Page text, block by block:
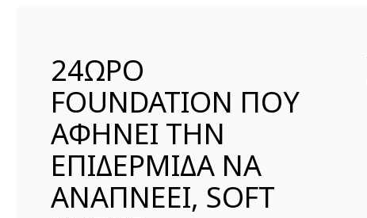
24ΩΡΟ
FOUNDATION ΠΟΥ
ΑΦΗΝΕΙ ΤΗΝ
ΕΠΙΔΕΡΜΙΔΑ ΝΑ
ΑΝΑΠΝΕΕΙ, SOFT